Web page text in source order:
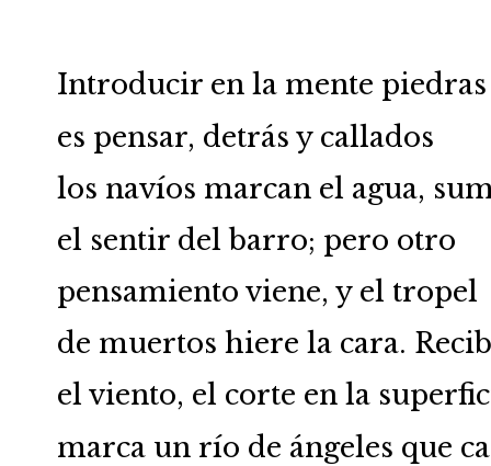
Introducir en la mente piedras
es pensar, detrás y callados
los navíos marcan el agua,
el sentir del barro; pero otro
pensamiento viene, y el tropel
de muertos hiere la cara.
el viento, el corte en la
marca un río de ángeles que